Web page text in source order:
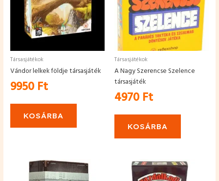
Társasjátékok
Vándor lelkek földje társasjáték
9950 Ft
KOSÁRBA
Társasjátékok
A Nagy Szerencse Szelence
társasjáték
4970 Ft
KOSÁRBA